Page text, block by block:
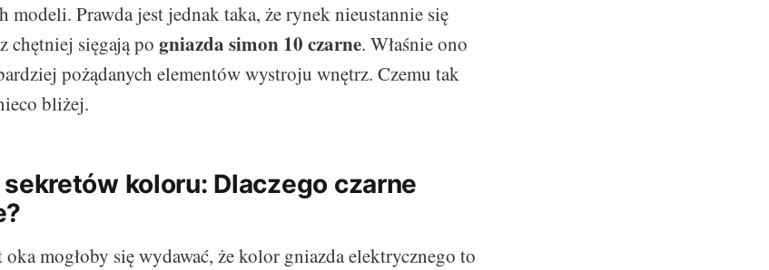
modeli. Prawda jest jednak taka, że rynek nieustannie się
chętniej sięgają po gniazda simon 10 czarne. Właśnie ono
pożądanych elementów wystroju wnętrz. Czemu tak
bliżej.
koloru: Dlaczego czarne
mogłoby się wydawać, że kolor gniazda elektrycznego to